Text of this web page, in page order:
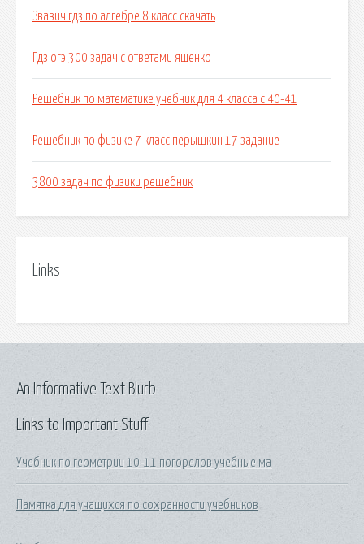
Звавич гдз по алгебре 8 класс скачать
Гдз огэ 300 задач с ответами ященко
Решебник по математике учебник для 4 класса с 40-41
Решебник по физике 7 класс перышкин 17 задание
3800 задач по физики решебник
Links
Links to Important Stuff
Учебник по геометрии 10-11 погорелов учебные ма
Памятка для учащихся по сохранности учебников
An Informative Text Blurb